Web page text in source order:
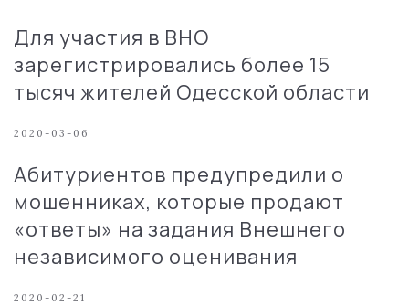
Для участия в ВНО
зарегистрировались более 15
тысяч жителей Одесской области
2020-03-06
Абитуриентов предупредили о
мошенниках, которые продают
«ответы» на задания Внешнего
независимого оценивания
2020-02-21